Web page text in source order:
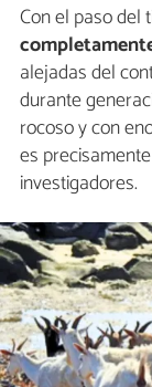
Con el paso del
alejadas del
durante
rocoso y con
es
investigadores.